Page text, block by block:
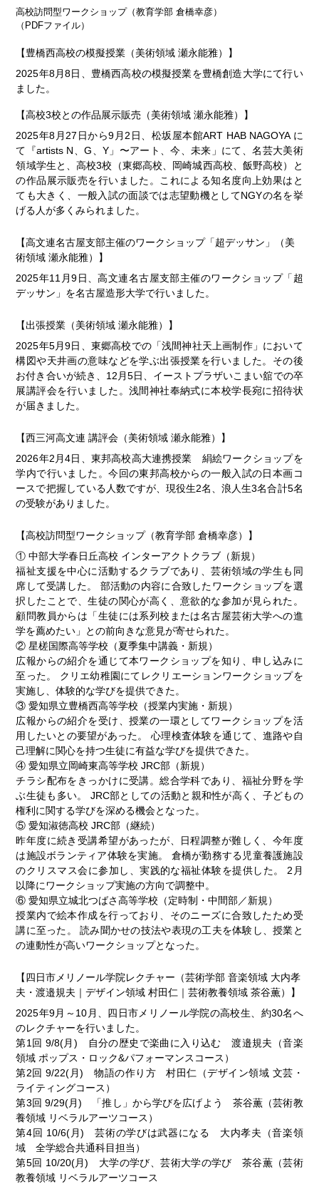
高校訪問型ワークショップ（教育学部 倉橋幸彦）
（PDFファイル）
【豊橋西高校の模擬授業（美術領域 瀬永能雅）】
2025年8月8日、豊橋西高校の模擬授業を豊橋創造大学にて行い
ました。
【高校3校との作品展示販売（美術領域 瀬永能雅）】
2025年8月27日から9月2日、松坂屋本館ART HAB NAGOYA に
て『artists N、G、Y」〜アート、今、未来」にて、名芸大美術
領域学生と、高校3校（東郷高校、岡崎城西高校、飯野高校）と
の作品展示販売を行いました。これによる知名度向上効果はと
ても大きく、一般入試の面談では志望動機としてNGYの名を挙
げる人が多くみられました。
【高文連名古屋支部主催のワークショップ「超デッサン」（美
術領域 瀬永能雅）】
2025年11月9日、高文連名古屋支部主催のワークショップ「超
デッサン」を名古屋造形大学で行いました。
【出張授業（美術領域 瀬永能雅）】
2025年5月9日、東郷高校での「浅間神社天上画制作」において
構図や天井画の意味などを学ぶ出張授業を行いました。その後
お付き合いが続き、12月5日、イーストプラザいこまい舘での卒
展講評会を行いました。浅間神社奉納式に本校学長宛に招待状
が届きました。
【西三河高文連 講評会（美術領域 瀬永能雅）】
2026年2月4日、東邦高校高大連携授業 絹絵ワークショップを
学内で行いました。今回の東邦高校からの一般入試の日本画コ
ースで把握している人数ですが、現役生2名、浪人生3名合計5名
の受験がありました。
【高校訪問型ワークショップ（教育学部 倉橋幸彦）】
① 中部大学春日丘高校 インターアクトクラブ（新規）
福祉支援を中心に活動するクラブであり、芸術領域の学生も同
席して受講した。 部活動の内容に合致したワークショップを選
択したことで、生徒の関心が高く、意欲的な参加が見られた。
顧問教員からは「生徒には系列校または名古屋芸術大学への進
学を薦めたい」との前向きな意見が寄せられた。
② 星槎国際高等学校（夏季集中講義・新規）
広報からの紹介を通じて本ワークショップを知り、申し込みに
至った。 クリエ幼稚園にてレクリエーションワークショップを
実施し、体験的な学びを提供できた。
③ 愛知県立豊橋西高等学校（授業内実施・新規）
広報からの紹介を受け、授業の一環としてワークショップを活
用したいとの要望があった。 心理検査体験を通じて、進路や自
己理解に関心を持つ生徒に有益な学びを提供できた。
④ 愛知県立岡崎東高等学校 JRC部（新規）
チラシ配布をきっかけに受講。総合学科であり、福祉分野を学
ぶ生徒も多い。 JRC部としての活動と親和性が高く、子どもの
権利に関する学びを深める機会となった。
⑤ 愛知淑徳高校 JRC部（継続）
昨年度に続き受講希望があったが、日程調整が難しく、今年度
は施設ボランティア体験を実施。 倉橋が勤務する児童養護施設
のクリスマス会に参加し、実践的な福祉体験を提供した。 2月
以降にワークショップ実施の方向で調整中。
⑥ 愛知県立城北つばさ高等学校（定時制・中間部／新規）
授業内で絵本作成を行っており、そのニーズに合致したため受
講に至った。 読み聞かせの技法や表現の工夫を体験し、授業と
の連動性が高いワークショップとなった。
【四日市メリノール学院レクチャー（芸術学部 音楽領域 大内孝
夫・渡邉規夫｜デザイン領域 村田仁｜芸術教養領域 茶谷薫）】
2025年9月～10月、四日市メリノール学院の高校生、約30名へ
のレクチャーを行いました。
第1回 9/8(月) 自分の歴史で楽曲に入り込む 渡邉規夫（音楽
領域 ポップス・ロック&パフォーマンスコース）
第2回 9/22(月) 物語の作り方 村田仁（デザイン領域 文芸・
ライティングコース）
第3回 9/29(月) 「推し」から学びを広げよう 茶谷薫（芸術教
養領域 リベラルアーツコース）
第4回 10/6(月) 芸術の学びは武器になる 大内孝夫（音楽領
域 全学総合共通科目担当）
第5回 10/20(月) 大学の学び、芸術大学の学び 茶谷薫（芸術
教養領域 リベラルアーツコース